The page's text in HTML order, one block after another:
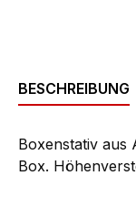
BESCHREIBUNG
Boxenstativ aus
Box.